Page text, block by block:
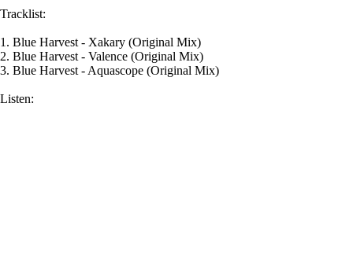
Tracklist:
1. Blue Harvest - Xakary (Original Mix)
2. Blue Harvest - Valence (Original Mix)
3. Blue Harvest - Aquascope (Original Mix)
Listen: